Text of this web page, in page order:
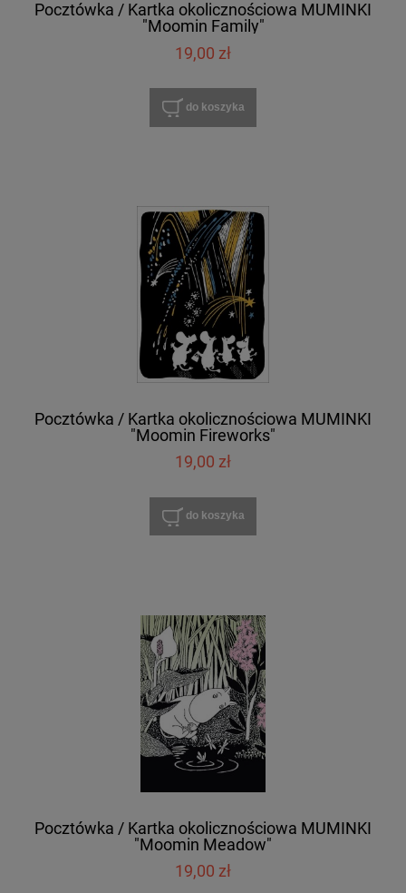
Pocztówka / Kartka okolicznościowa MUMINKI
"Moomin Family"
19,00 zł
do koszyka
Pocztówka / Kartka okolicznościowa MUMINKI
"Moomin Fireworks"
19,00 zł
do koszyka
Pocztówka / Kartka okolicznościowa MUMINKI
"Moomin Meadow"
19,00 zł